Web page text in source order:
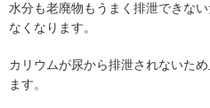
水分も老廃物もうまく排泄できな
なくなります。
カリウムが尿から排泄されないた
ます。